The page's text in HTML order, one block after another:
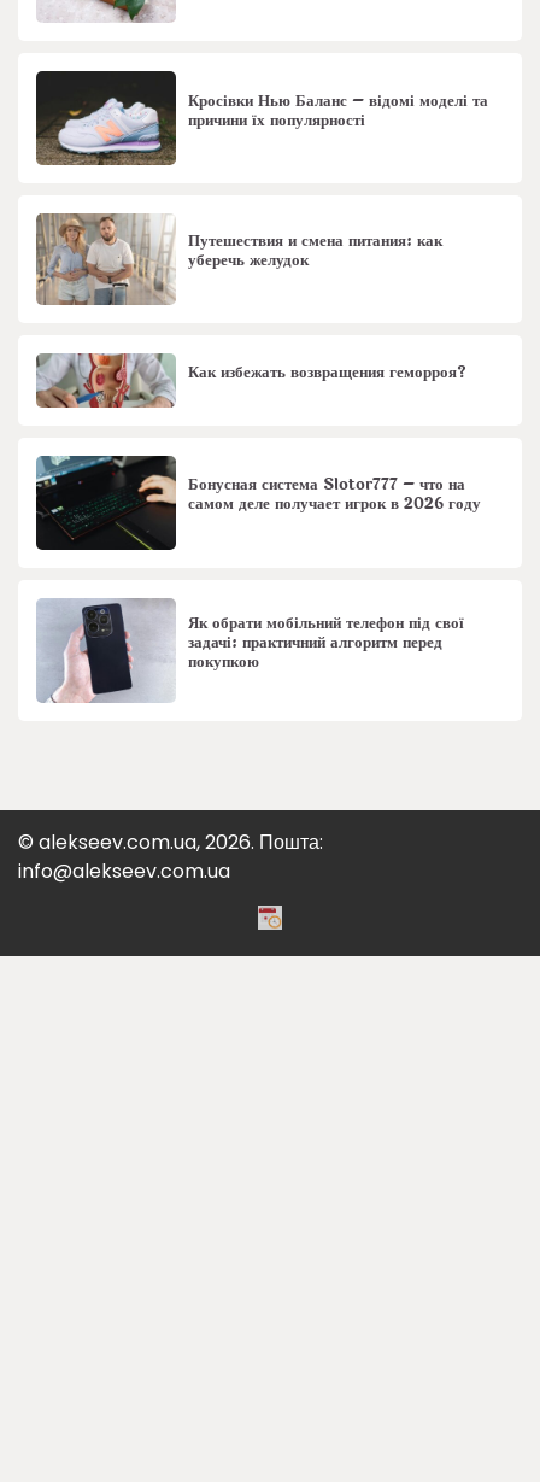
Кросівки Нью Баланс – відомі моделі та
причини їх популярності
Путешествия и смена питания: как
уберечь желудок
Как избежать возвращения геморроя?
Бонусная система Slotor777 – что на
самом деле получает игрок в 2026 году
Як обрати мобільний телефон під свої
задачі: практичний алгоритм перед
покупкою
© alekseev.com.ua, 2026. Пошта:
info@alekseev.com.ua